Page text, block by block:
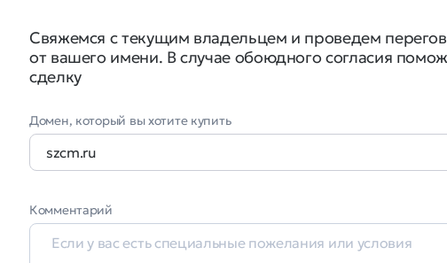
Свяжемся с текущим владельцем и проведем
от вашего имени. В случае обоюдного согласия
сделку
Домен, который вы хотите купить
Комментарий